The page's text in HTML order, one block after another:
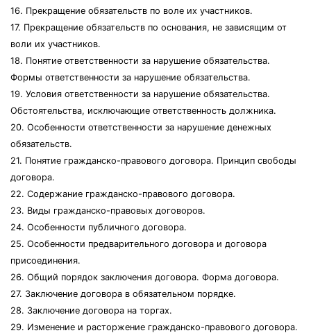
16. Прекращение обязательств по воле их участников.
17. Прекращение обязательств по основания, не зависящим от
воли их участников.
18. Понятие ответственности за нарушение обязательства.
Формы ответственности за нарушение обязательства.
19. Условия ответственности за нарушение обязательства.
Обстоятельства, исключающие ответственность должника.
20. Особенности ответственности за нарушение денежных
обязательств.
21. Понятие гражданско-правового договора. Принцип свободы
договора.
22. Содержание гражданско-правового договора.
23. Виды гражданско-правовых договоров.
24. Особенности публичного договора.
25. Особенности предварительного договора и договора
присоединения.
26. Общий порядок заключения договора. Форма договора.
27. Заключение договора в обязательном порядке.
28. Заключение договора на торгах.
29. Изменение и расторжение гражданско-правового договора.